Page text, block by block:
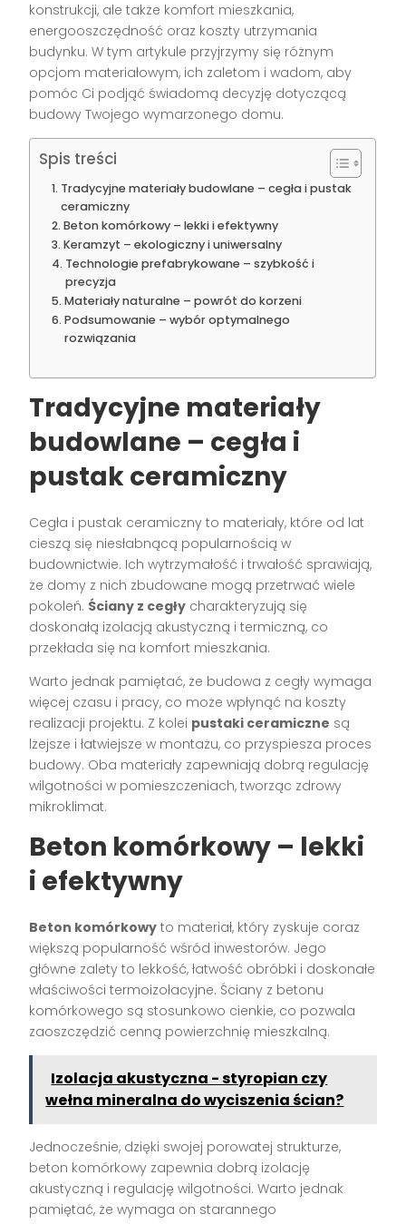
konstrukcji, ale także komfort mieszkania,
energooszczędność oraz koszty utrzymania
budynku. W tym artykule przyjrzymy się różnym
opcjom materiałowym, ich zaletom i wadom, aby
pomóc Ci podjąć świadomą decyzję dotyczącą
budowy Twojego wymarzonego domu.
Spis treści
Tradycyjne materiały budowlane – cegła i pustak
ceramiczny
Beton komórkowy – lekki i efektywny
Keramzyt – ekologiczny i uniwersalny
Technologie prefabrykowane – szybkość i
precyzja
Materiały naturalne – powrót do korzeni
Podsumowanie – wybór optymalnego
rozwiązania
Tradycyjne materiały
budowlane – cegła i
pustak ceramiczny
Cegła i pustak ceramiczny to materiały, które od lat
cieszą się niesłabnącą popularnością w
budownictwie. Ich wytrzymałość i trwałość sprawiają,
że domy z nich zbudowane mogą przetrwać wiele
pokoleń. Ściany z cegły charakteryzują się
doskonałą izolacją akustyczną i termiczną, co
przekłada się na komfort mieszkania.
Warto jednak pamiętać, że budowa z cegły wymaga
więcej czasu i pracy, co może wpłynąć na koszty
realizacji projektu. Z kolei pustaki ceramiczne są
lżejsze i łatwiejsze w montażu, co przyspiesza proces
budowy. Oba materiały zapewniają dobrą regulację
wilgotności w pomieszczeniach, tworząc zdrowy
mikroklimat.
Beton komórkowy – lekki
i efektywny
Beton komórkowy to materiał, który zyskuje coraz
większą popularność wśród inwestorów. Jego
główne zalety to lekkość, łatwość obróbki i doskonałe
właściwości termoizolacyjne. Ściany z betonu
komórkowego są stosunkowo cienkie, co pozwala
zaoszczędzić cenną powierzchnię mieszkalną.
Izolacja akustyczna - styropian czy
wełna mineralna do wyciszenia ścian?
Jednocześnie, dzięki swojej porowatej strukturze,
beton komórkowy zapewnia dobrą izolację
akustyczną i regulację wilgotności. Warto jednak
pamiętać, że wymaga on starannego